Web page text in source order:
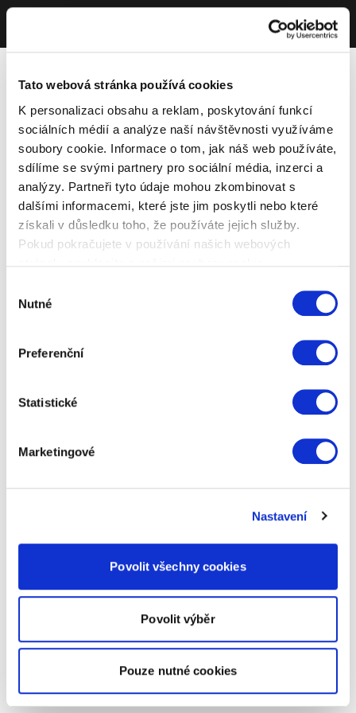
Tato webová stránka používá cookies
K personalizaci obsahu a reklam, poskytování funkcí
sociálních médií a analýze naší návštěvnosti využíváme
soubory cookie. Informace o tom, jak náš web používáte,
sdílíme se svými partnery pro sociální média, inzerci a
analýzy. Partneři tyto údaje mohou zkombinovat s
dalšími informacemi, které jste jim poskytli nebo které
získali v důsledku toho, že používáte jejich služby.
Pokud pokračujete v používání našich webových
souhlasu
Nutné
Preferenční
Statistické
Marketingové
Nastavení
Povolit všechny cookies
Povolit výběr
Pouze nutné cookies